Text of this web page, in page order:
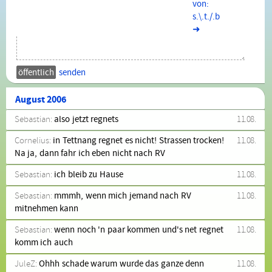
➜
senden
August 2006
11.08.
Sebastian: also jetzt regnets
11.08.
Cornelius: in Tettnang regnet es nicht! Strassen trocken!
Na ja, dann fahr ich eben nicht nach RV
11.08.
Sebastian: ich bleib zu Hause
11.08.
Sebastian: mmmh, wenn mich jemand nach RV
mitnehmen kann
11.08.
Sebastian:wenn noch 'n paar kommen und's net regnet
komm ich auch
11.08.
JuleZ:Ohhh schade warum wurde das ganze denn